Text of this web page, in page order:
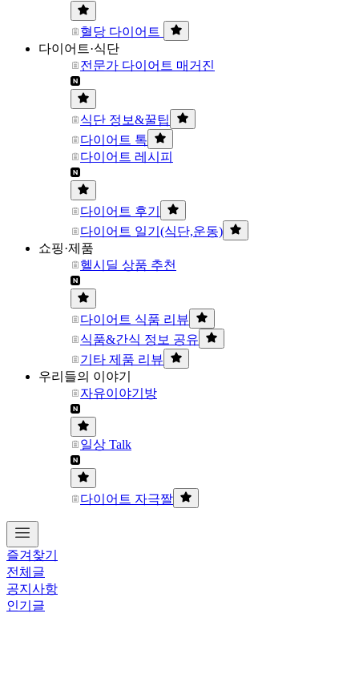
혈당 다이어트
다이어트·식단
전문가 다이어트 매거진
식단 정보&꿀팁
다이어트 톡
다이어트 레시피
다이어트 후기
다이어트 일기(식단,운동)
쇼핑·제품
헬시딜 상품 추천
다이어트 식품 리뷰
식품&간식 정보 공유
기타 제품 리뷰
우리들의 이야기
자유이야기방
일상 Talk
다이어트 자극짤
즐겨찾기
전체글
공지사항
인기글